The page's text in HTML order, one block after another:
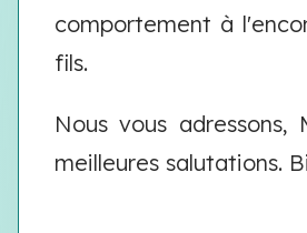
comportement à
fils.
Nous vous adressons,
meilleures salutations.